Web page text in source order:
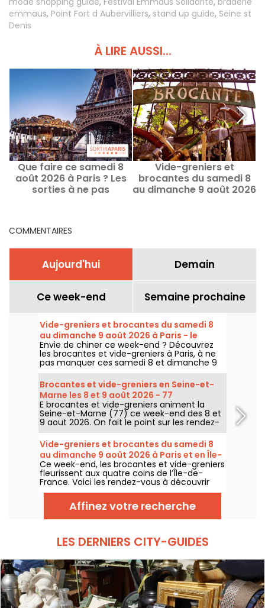
emmaus, Point Fort d Aubervilliers, stand up guide, Seine st
Denis
À LIRE AUSSI...
Que faire ce samedi 8
août 2026 à Paris ? Les
sorties à ne pas
Vide-greniers et
brocantes du samedi 8
au dimanche 9 août 2026
COMMENTAIRES
Aujourd'hui Demain
Ce week-end Semaine prochaine
Vide-greniers et brocantes du samedi 8
au dimanche 9 août 2026 à Paris - le
programme du week-end
Envie de chiner ce week-end ? Découvrez
les brocantes et vide-greniers à Paris, à ne
pas manquer ces samedi 8 et dimanche 9
août 2026 pour faire le plein de bonnes
affaires.
Brocantes et vide-greniers en Seine-et-
Marne les 8 et 9 août 2026 - 77
E brocantes et vide-greniers animent la
Seine-et-Marne (77) ce week-end des 8 et
9 aout 2026. On fait le point sur les rendez-
vous qui vous attendent !
Vide-greniers et brocantes du samedi 8
au dimanche 9 août 2026 à Paris et en Île-
de-France - le programme du week-end
Ce week-end, les brocantes et vide-greniers
fleurissent aux quatre coins de l’Île-de-
France. Voici les rendez-vous à découvrir
ces samedi 8 et dimanche 9 août 2026 pour
chiner, fouiller et peut-être dénicher la perle
Affinez votre recherche
LES DERNIERS CITY-GUIDES